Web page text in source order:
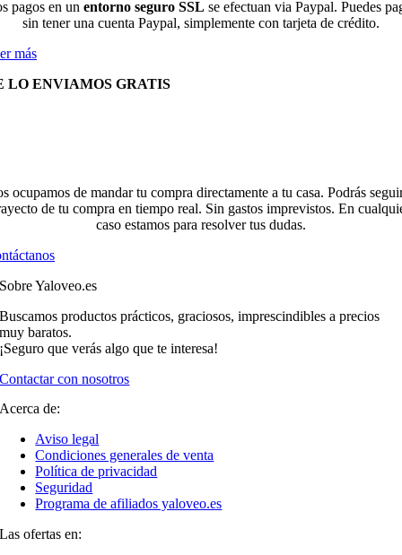
pagos en un entorno seguro SSL se efectuan via Paypal. Puedes
sin tener una cuenta Paypal, simplemente con tarjeta de crédito.
más
LO ENVIAMOS GRATIS
ocupamos de mandar tu compra directamente a tu casa. Podrás
de tu compra en tiempo real. Sin gastos imprevistos. En
caso estamos para resolver tus dudas.
Sobre Yaloveo.es
Buscamos productos prácticos, graciosos, imprescindibles a precios
muy baratos.
¡Seguro que verás algo que te interesa!
Contactar con nosotros
Acerca de:
Aviso legal
Condiciones generales de venta
Política de privacidad
Seguridad
Programa de afiliados yaloveo.es
Las ofertas en: